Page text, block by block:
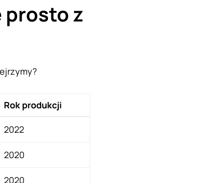
prosto z
Rok produkcji
2022
2020
2020